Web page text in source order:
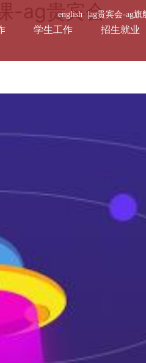
-ag贵宾会
english |ag贵宾会-ag
学生工作 招生就业